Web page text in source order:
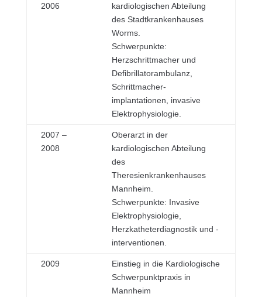
2006
kardiologischen Abteilung
des Stadtkrankenhauses
Worms.
Schwerpunkte:
Herzschrittmacher und
Defibrillatorambulanz,
Schrittmacher-
implantationen, invasive
Elektrophysiologie.
2007 –
2008
Oberarzt in der
kardiologischen Abteilung
des
Theresienkrankenhauses
Mannheim.
Schwerpunkte: Invasive
Elektrophysiologie,
Herzkatheterdiagnostik und -
interventionen.
2009
Einstieg in die Kardiologische
Schwerpunktpraxis in
Mannheim